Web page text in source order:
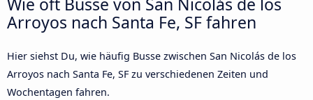
Arroyos nach Santa Fe, SF fahren
Hier siehst Du, wie häufig Busse zwischen San Nicolás de los
Arroyos nach Santa Fe, SF zu verschiedenen Zeiten und
Wochentagen fahren.